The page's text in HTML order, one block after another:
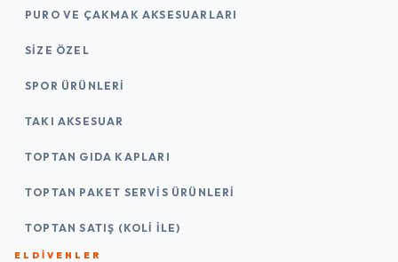
PURO VE ÇAKMAK AKSESUARLARI
SIZE ÖZEL
SPOR ÜRÜNLERI
TAKI AKSESUAR
TOPTAN GIDA KAPLARI
TOPTAN PAKET SERVIS ÜRÜNLERI
TOPTAN SATIŞ (KOLI İLE)
ELDIVENLER